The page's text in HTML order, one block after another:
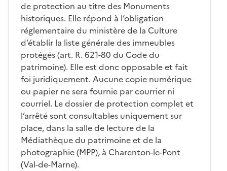
de protection au titre des Monuments
historiques. Elle répond à l’obligation
réglementaire du ministère de la Culture
d’établir la liste générale des immeubles
protégés (art. R. 621-80 du Code du
patrimoine). Elle est donc opposable et fait
foi juridiquement. Aucune copie numérique
ou papier ne sera fournie par courrier ni
courriel. Le dossier de protection complet et
l’arrêté sont consultables uniquement sur
place, dans la salle de lecture de la
Médiathèque du patrimoine et de la
photographie (MPP), à Charenton-le-Pont
(Val-de-Marne).